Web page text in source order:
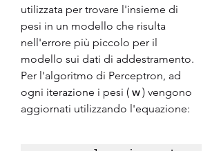
utilizzata per trovare l'insieme di
pesi in un modello che risulta
nell'errore più piccolo per il
modello sui dati di addestramento.
Per l'algoritmo di Perceptron, ad
ogni iterazione i pesi ( w ) vengono
aggiornati utilizzando l'equazione: